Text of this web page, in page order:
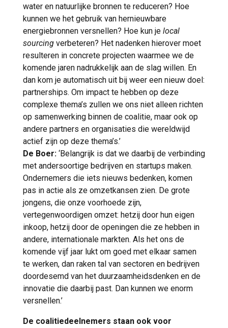
water en natuurlijke bronnen te reduceren? Hoe
kunnen we het gebruik van hernieuwbare
energiebronnen versnellen? Hoe kun je local
sourcing verbeteren? Het nadenken hierover moet
resulteren in concrete projecten waarmee we de
komende jaren nadrukkelijk aan de slag willen. En
dan kom je automatisch uit bij weer een nieuw doel:
partnerships. Om impact te hebben op deze
complexe thema’s zullen we ons niet alleen richten
op samenwerking binnen de coalitie, maar ook op
andere partners en organisaties die wereldwijd
actief zijn op deze thema’s.’
De Boer: ‘Belangrijk is dat we daarbij de verbinding
met andersoortige bedrijven en startups maken.
Ondernemers die iets nieuws bedenken, komen
pas in actie als ze omzetkansen zien. De grote
jongens, die onze voorhoede zijn,
vertegenwoordigen omzet: hetzij door hun eigen
inkoop, hetzij door de openingen die ze hebben in
andere, internationale markten. Als het ons de
komende vijf jaar lukt om goed met elkaar samen
te werken, dan raken tal van sectoren en bedrijven
doordesemd van het duurzaamheidsdenken en de
innovatie die daarbij past. Dan kunnen we enorm
versnellen.’
De coalitiedeelnemers staan ook voor